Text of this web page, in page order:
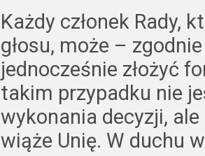
Każdy członek Rady,
głosu, może –
jednocześnie złożyć
takim przypadku nie
wykonania decyzji,
wiąże Unię. W duchu